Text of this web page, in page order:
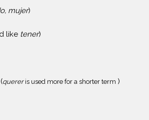
mujer)
like tener)
querer is used more for a shorter term )